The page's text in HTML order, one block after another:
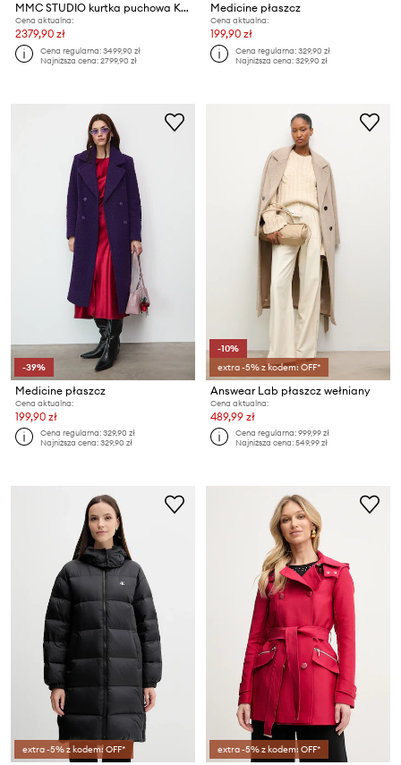
MMC STUDIO kurtka puchowa KARE
Cena aktualna:
2379,90 zł
Cena regularna:3499,90 zł
Najniższa cena:2799,90 zł
Medicine płaszcz
Cena aktualna:
199,90 zł
Cena regularna:329,90 zł
Najniższa cena:329,90 zł
-39%
Medicine płaszcz
Cena aktualna:
199,90 zł
Cena regularna:329,90 zł
Najniższa cena:329,90 zł
-10%
extra -5% z kodem: OFF*
Answear Lab płaszcz wełniany
Cena aktualna:
489,99 zł
Cena regularna:999,99 zł
Najniższa cena:549,99 zł
extra -5% z kodem: OFF* extra -5% z kodem: OFF*